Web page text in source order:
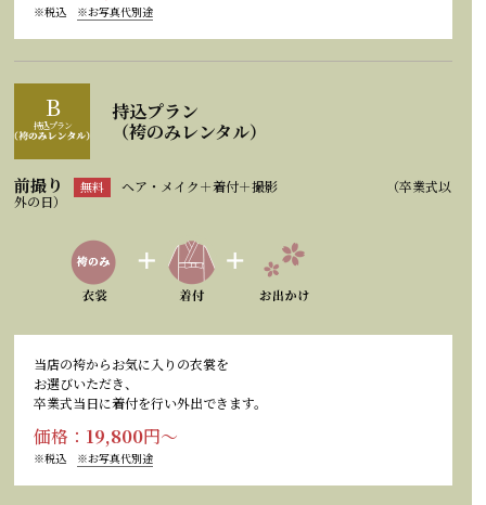
※税込 ※お写真代別途
B
持込プラン
持込プラン
（袴のみレンタル）
前撮り 無料 ヘア・メイク＋着付＋撮影
（卒業式以
外の日）
当店の袴からお気に入りの衣裳を
お選びいただき、
卒業式当日に着付を行い外出できます。
価格： 19,800円～
※税込 ※お写真代別途